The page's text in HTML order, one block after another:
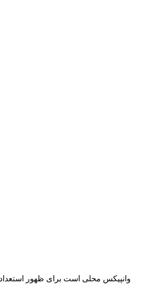
وانپیکس محلی است برای ظهور